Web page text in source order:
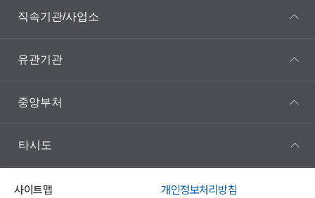
직속기관/사업소
유관기관
중앙부처
타시도
사이트맵
개인정보처리방침